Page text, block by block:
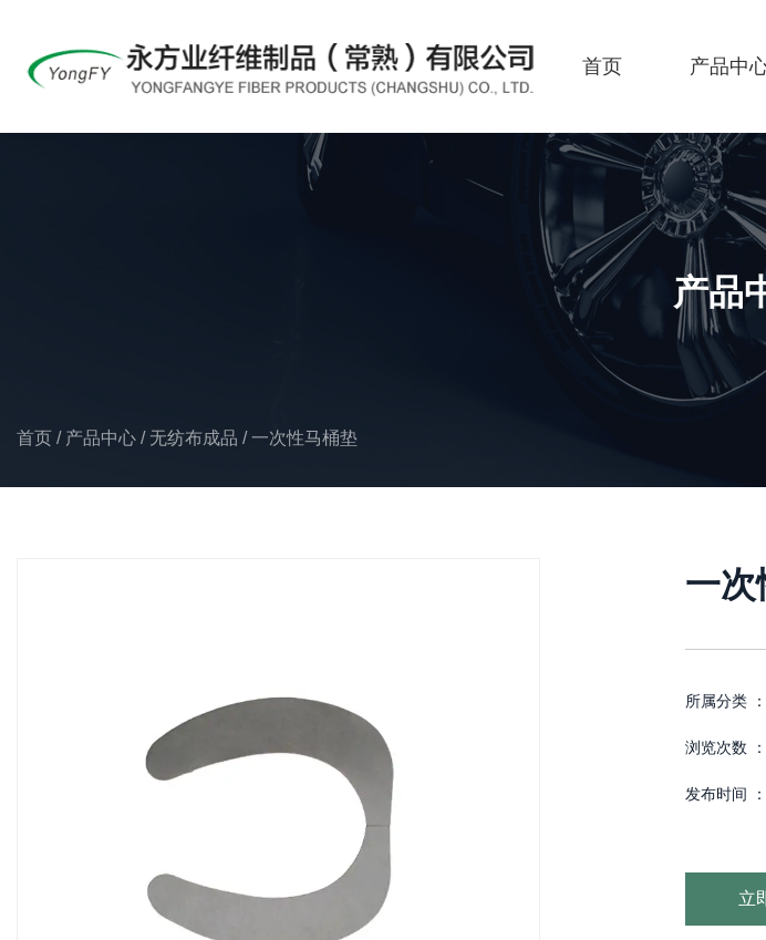
首页 产品中
产品
首页 / 产品中心 / 无纺布成品 /一次性马桶垫
一次
所属分类 ：
浏览次数
发布时间
立